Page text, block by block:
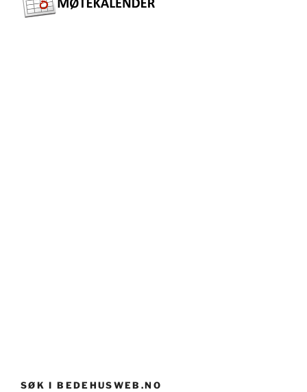
SØK I BEDEHUSWEB.NO